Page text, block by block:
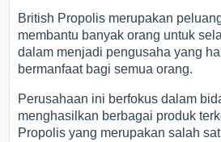
British Propolis merupakan
membantu banyak orang untuk
dalam menjadi pengusaha yang
bermanfaat bagi semua orang.
Perusahaan ini berfokus dalam
menghasilkan berbagai produk
Propolis yang merupakan salah